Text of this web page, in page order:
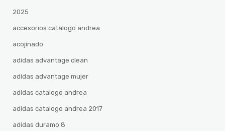
2025
accesorios catalogo andrea
acojinado
adidas advantage clean
adidas advantage mujer
adidas catalogo andrea
adidas catalogo andrea 2017
adidas duramo 8